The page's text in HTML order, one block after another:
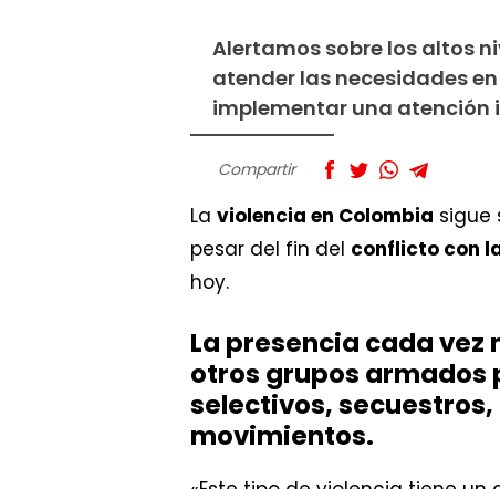
Alertamos sobre los altos
atender las necesidades
implementar una atención
Compartir
La violencia en Colombia sigue
pesar del fin del conflicto con
hoy.
La presencia cada
otros grupos armados
selectivos,
movimientos.